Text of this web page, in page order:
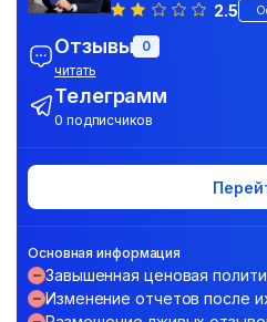
2.5
Отзывы 0
читать
Телеграмм
0 подписчиков
Основная информация
Завышенная ценовая
Изменение отчетов после